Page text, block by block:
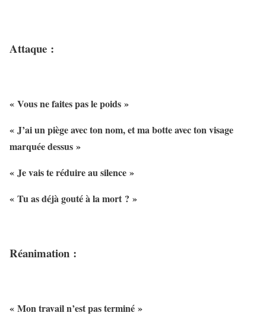
Attaque :
« Vous ne faites pas le poids »
« J’ai un piège avec ton nom, et ma botte avec ton visage
marquée dessus »
« Je vais te réduire au silence »
« Tu as déjà gouté à la mort ? »
Réanimation :
« Mon travail n’est pas terminé »